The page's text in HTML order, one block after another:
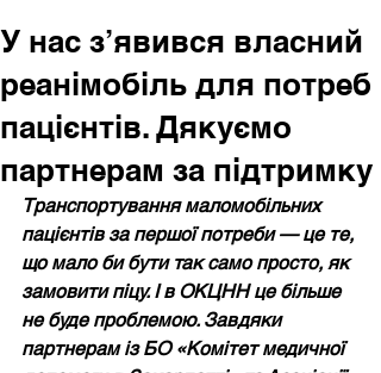
У нас з’явився власний
реанімобіль для потреб
пацієнтів. Дякуємо
партнерам за підтримку
Транспортування маломобільних
пацієнтів за першої потреби — це те,
що мало би бути так само просто, як
замовити піцу. І в ОКЦНН це більше
не буде проблемою. Завдяки
партнерам із БО «Комітет медичної